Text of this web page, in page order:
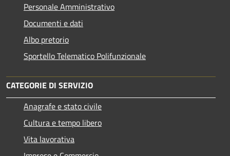
Personale Amministrativo
Documenti e dati
Albo pretorio
Sportello Telematico Polifunzionale
CATEGORIE DI SERVIZIO
Anagrafe e stato civile
Cultura e tempo libero
Vita lavorativa